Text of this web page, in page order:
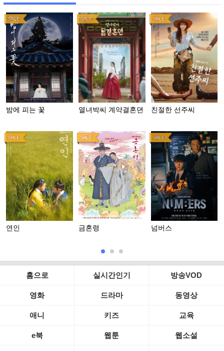
밤에 피는 꽃 열녀박씨 계약결혼뎐 친절한 선주씨
연인 금혼령 넘버스
홈으로 실시간인기 방송VOD
영화 드라마 동영상
애니 키즈 교육
e북 웹툰 웹소설